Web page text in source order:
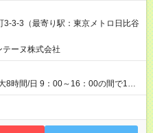
3-3-3（最寄り駅：東京メトロ日比谷
ーヌ株式会社
8時間/日 9：00～16：00の間で1日3
はお気軽にご相談ください。 ※残業
なくとも45分、8時間～：少なくと